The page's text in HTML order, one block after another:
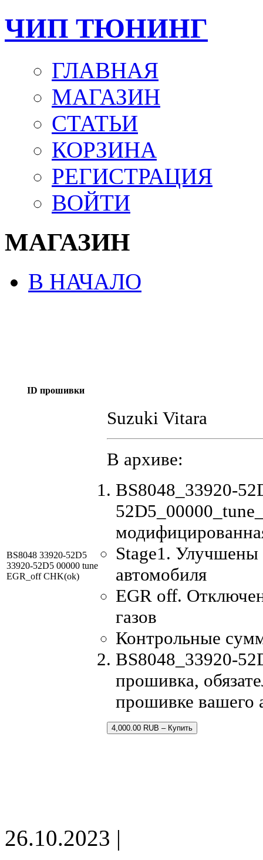
ЧИП ТЮНИНГ
ГЛАВНАЯ
МАГАЗИН
СТАТЬИ
КОРЗИНА
РЕГИСТРАЦИЯ
ВОЙТИ
МАГАЗИН
В НАЧАЛО
ID прошивки
BS8048 33920-52D5
33920-52D5 00000 tune
EGR_off CHK(ok)
Suzuki Vitara
В архиве:
BS8048_33920-
Stage1. Улучшены
автомобиля
EGR off.
газов
Контрольные
BS8048_33920-
прошивка,
прошивке вашего
4,000.00 RUB – Купить
26.10.2023 |